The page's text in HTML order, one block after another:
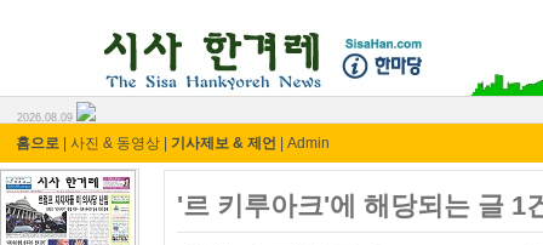
2026.08.09
홈으로 사진 & 동영상 기사제보 & 제언 Admin
'르 키루아크'에 해당되는 글 1